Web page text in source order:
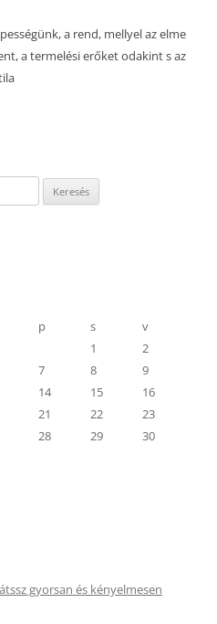
a rend, mellyel az elme
a termelési erőket odakint s az
p s
v
1
2
7 8
9
14 15
16
21 22
23
28 29
30
gyorsan és kényelmesen